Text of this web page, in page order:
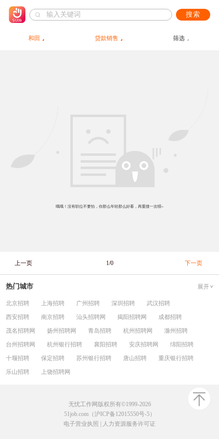
搜索
和田 贷款销售 筛选
哦哦！没有职位不要怕，你那么年轻那么好看，再重搜一次呗~
上一页 1/0 下一页
热门城市 展开
北京招聘 上海招聘 广州招聘 深圳招聘
武汉招聘
西安招聘
南京招聘 汕头招聘网 揭阳招聘网
成都招聘
茂名招聘网
扬州招聘网 青岛招聘 杭州招聘网
滁州招聘
台州招聘网
杭州银行招聘 襄阳招聘 安庆招聘网
绵阳招聘
十堰招聘
保定招聘 苏州银行招聘 唐山招聘
重庆银行招聘
乐山招聘
上饶招聘网
无忧工作网版权所有©1999-2026
51job.com（沪ICP备12015550号-5）
电子营业执照
人力资源服务许可证